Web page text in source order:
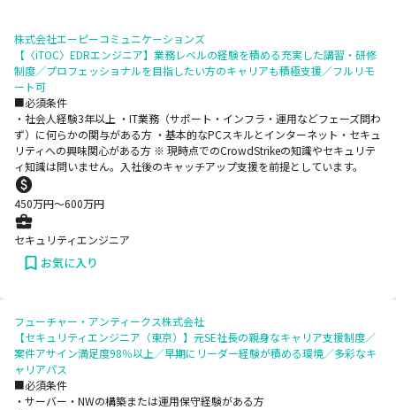
株式会社エーピーコミュニケーションズ
【〈iTOC〉EDRエンジニア】業務レベルの経験を積める充実した講習・研修
制度／プロフェッショナルを目指したい方のキャリアも積極支援／フルリモ
ート可
■必須条件
・社会人経験3年以上 ・IT業務（サポート・インフラ・運用などフェーズ問わ
ず）に何らかの関与がある方 ・基本的なPCスキルとインターネット・セキュ
リティへの興味関心がある方 ※ 現時点でのCrowdStrikeの知識やセキュリテ
ィ知識は問いません。入社後のキャッチアップ支援を前提としています。
450万円〜600万円
セキュリティエンジニア
お気に入り
フューチャー・アンティークス株式会社
【セキュリティエンジニア（東京）】元SE社長の親身なキャリア支援制度／
案件アサイン満足度98％以上／早期にリーダー経験が積める環境／多彩なキ
ャリアパス
■必須条件
・サーバー・NWの構築または運用保守経験がある方